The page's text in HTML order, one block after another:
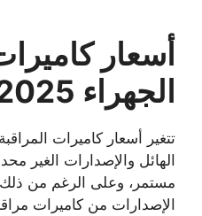
أسعار
الجهراء 2025
تتغير أسعار كاميرات
الهائل والإصدارات الغير
مستمر، وعلى الرغم من
الإصدارات من كاميرات